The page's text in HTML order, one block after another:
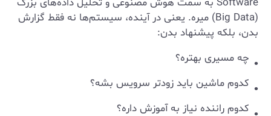
(Big Data) میره. یعنی در آینده، سیستم‌ها نه فقط گزارش
بدن، بلکه پیشنهاد بدن:
چه مسیری بهتره؟
کدوم ماشین باید زودتر سرویس بشه؟
کدوم راننده نیاز به آموزش داره؟